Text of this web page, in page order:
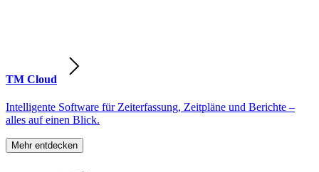
TM Cloud
Intelligente Software für Zeiterfassung, Zeitpläne und Berichte –
alles auf einen Blick.
Mehr entdecken